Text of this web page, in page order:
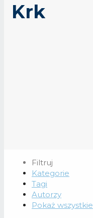
Krk
Filtruj
Kategorie
Tagi
Autorzy
Pokaż wszystkie